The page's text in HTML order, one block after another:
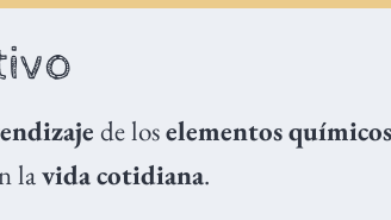
de loselementos químicos
lavida cotidiana.